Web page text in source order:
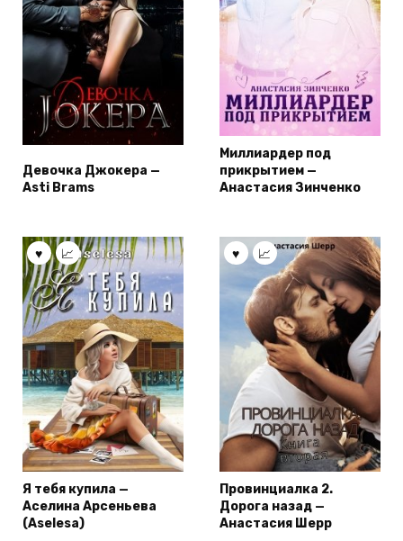
Девочка Джокера —
Asti Brams
Миллиардер под
прикрытием —
Анастасия Зинченко
Я тебя купила —
Аселина Арсеньева
(Aselesa)
Провинциалка 2.
Дорога назад —
Анастасия Шерр